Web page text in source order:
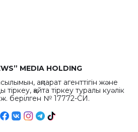
MEDIA HOLDING
ақпарат агенттігін және
қайта тіркеу туралы куәлік
берілген № 17772-СИ.